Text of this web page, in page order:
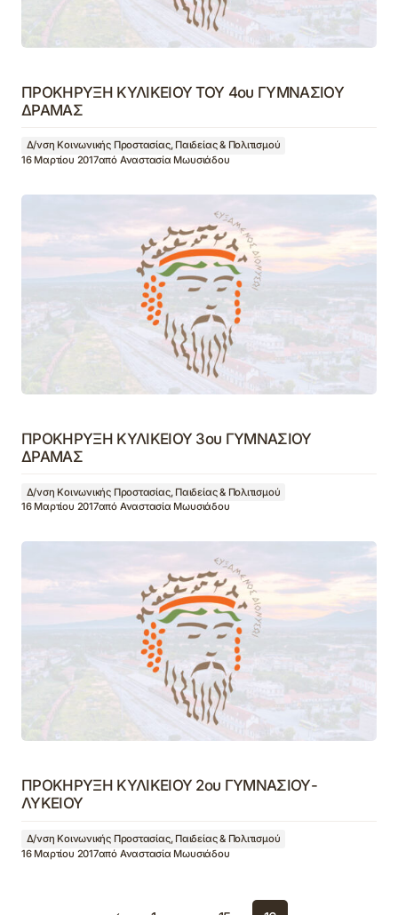
ΠΡΟΚΗΡΥΞΗ ΚΥΛΙΚΕΙΟΥ ΤΟΥ 4ου ΓΥΜΝΑΣΙΟΥ
ΔΡΑΜΑΣ
Δ/νση Κοινωνικής Προστασίας, Παιδείας & Πολιτισμού
16 Μαρτίου 2017από Αναστασία Μωυσιάδου
ΠΡΟΚΗΡΥΞΗ ΚΥΛΙΚΕΙΟΥ 3ου ΓΥΜΝΑΣΙΟΥ
ΔΡΑΜΑΣ
Δ/νση Κοινωνικής Προστασίας, Παιδείας & Πολιτισμού
16 Μαρτίου 2017από Αναστασία Μωυσιάδου
ΠΡΟΚΗΡΥΞΗ ΚΥΛΙΚΕΙΟΥ 2ου ΓΥΜΝΑΣΙΟΥ-
ΛΥΚΕΙΟΥ
Δ/νση Κοινωνικής Προστασίας, Παιδείας & Πολιτισμού
16 Μαρτίου 2017από Αναστασία Μωυσιάδου